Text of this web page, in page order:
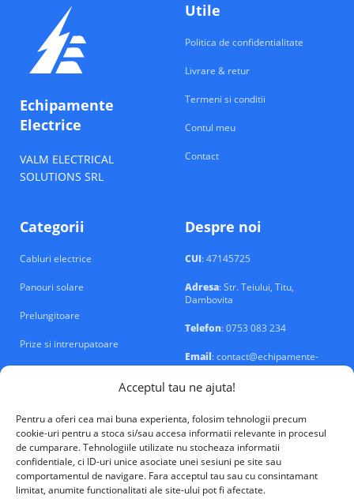
Acceptul tau ne ajuta!
Pentru a oferi cea mai buna experienta, folosim tehnologii precum
cookie-uri pentru a stoca si/sau accesa informatii relevante in procesul
de cumparare. Tehnologiile utilizate nu stocheaza informatii
confidentiale, ci ID-uri unice asociate unei sesiuni pe site sau
comportamentul de navigare. Fara acceptul tau sau cu consintamant
limitat, anumite functionalitati ale site-ului pot fi afectate.
Echipamente
Electrice
VALM ELECTRICAL
SOLUTIONS SRL
Utile
Politica de confidentialitate
Livrare & retur
Termeni si conditii
Contul meu
Contact
Categorii
Cabluri electrice
Panouri solare
Prelungitoare
Prize si intrerupatoare
Despre noi
CUI: 47145725
Adresa: Str. Teiului, Titu,
Dambovita
Telefon: 0753 083 234
Email: contact@echipamente-
electrice.ro
VALM Electrical Solutions © 2026